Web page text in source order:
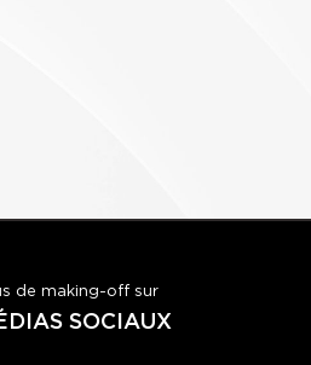
de making-off sur
SOCIAUX